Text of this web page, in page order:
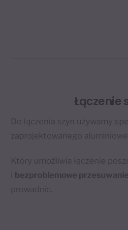
Łączenie
Do łączenia szyn używamy
zaprojektowanego
Który umożliwia łączenie
bezproblemowe
prowadnic.